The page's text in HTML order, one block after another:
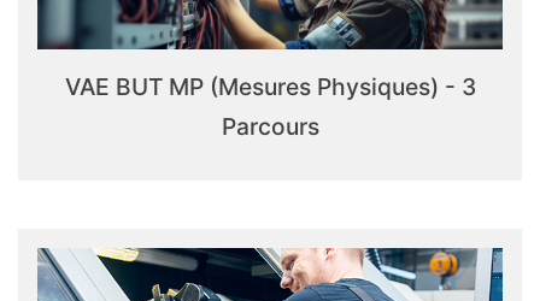
VAE BUT MP (Mesures Physiques) - 3
Parcours